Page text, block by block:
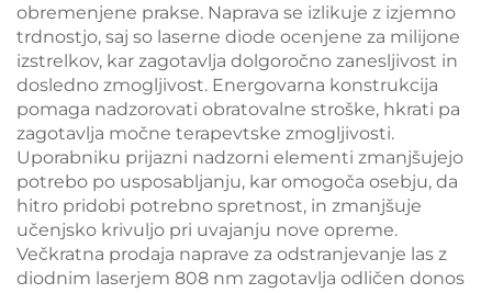
obremenjene prakse. Naprava se izlikuje z izjemno
trdnostjo, saj so laserne diode ocenjene za milijone
izstrelkov, kar zagotavlja dolgoročno zanesljivost in
dosledno zmogljivost. Energovarna konstrukcija
pomaga nadzorovati obratovalne stroške, hkrati pa
zagotavlja močne terapevtske zmogljivosti.
Uporabniku prijazni nadzorni elementi zmanjšujejo
potrebo po usposabljanju, kar omogoča osebju, da
hitro pridobi potrebno spretnost, in zmanjšuje
učenjsko krivuljo pri uvajanju nove opreme.
Večkratna prodaja naprave za odstranjevanje las z
diodnim laserjem 808 nm zagotavlja odličen donos